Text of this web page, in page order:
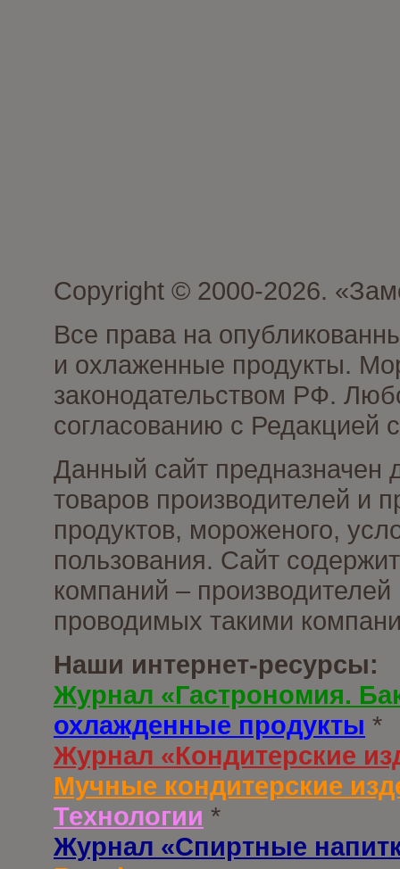
Copyright © 2000-2026.
Все права на
и охлаженные продукты.
законодательством РФ.
согласованию с Редакцией
Данный сайт предназначен
товаров производителей и
продуктов, мороженого,
пользования. Сайт
компаний –
проводимых такими
Наши интернет-ресурсы:
Журнал «Гастрономия.
охлажденные продукты *
Журнал «Кондитерские
Мучные кондитерские
Технологии *
Журнал «Спиртные